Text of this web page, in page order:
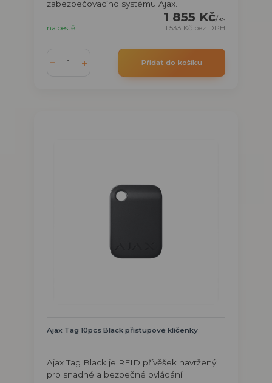
zabezpečovacího systému Ajax...
1 855 Kč/ks
1 533 Kč bez DPH
na cestě
Přidat do košíku
Ajax Tag 10pcs Black přístupové klíčenky
Ajax Tag Black je RFID přívěšek navržený
pro snadné a bezpečné ovládání